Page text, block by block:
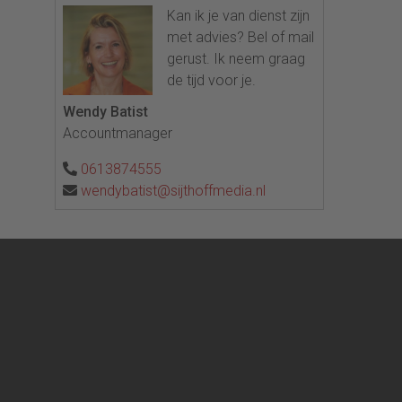
Kan ik je van dienst zijn
met advies? Bel of mail
gerust. Ik neem graag
de tijd voor je.
Wendy Batist
Accountmanager
0613874555
wendybatist@sijthoffmedia.nl